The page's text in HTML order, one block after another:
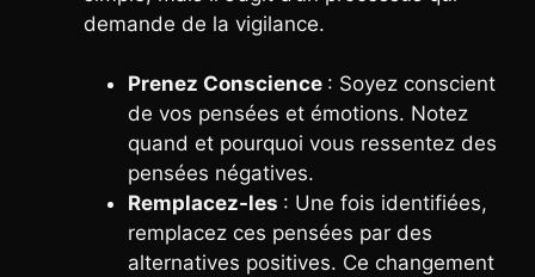
demande de la vigilance.
Prenez Conscience : Soyez conscient
de vos pensées et émotions. Notez
quand et pourquoi vous ressentez des
pensées négatives.
Remplacez-les : Une fois identifiées,
remplacez ces pensées par des
alternatives positives. Ce changement